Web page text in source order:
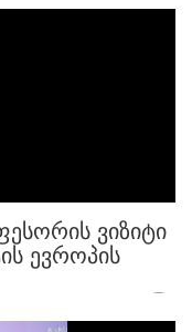
ᲕᲘᲖᲘᲢᲘ
ᲔᲕᲠᲝᲞᲘᲡ